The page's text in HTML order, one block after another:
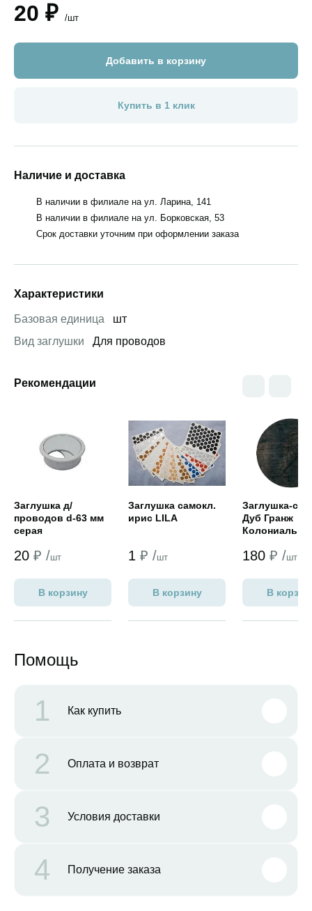
20 ₽ /шт
Добавить в корзину
Купить в 1 клик
Наличие и доставка
В наличии в филиале на ул. Ларина, 141
В наличии в филиале на ул. Борковская, 53
Срок доставки уточним при оформлении заказа
Характеристики
Базовая единица
шт
Вид заглушки
Для проводов
Рекомендации
Заглушка д/
проводов d-63 мм
серая
20 ₽ /шт
В корзину
Заглушка самокл.
ирис LILA
1 ₽ /шт
В корзину
Заглушка-
Дуб Гранж
лист)
Самдал)
180 ₽ /шт
В
Помощь
1 Как купить
2 Оплата и возврат
3 Условия доставки
4 Получение заказа